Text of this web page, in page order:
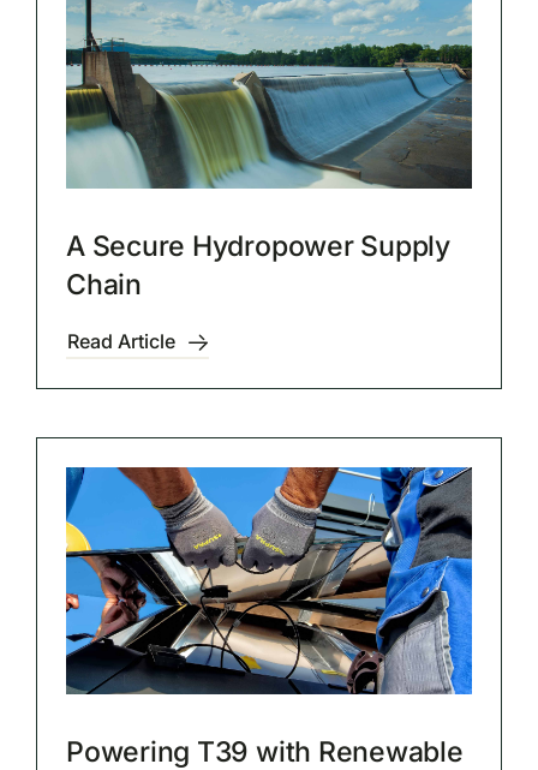
A Secure Hydropower Supply
Chain
Read Article
Powering T39 with Renewable